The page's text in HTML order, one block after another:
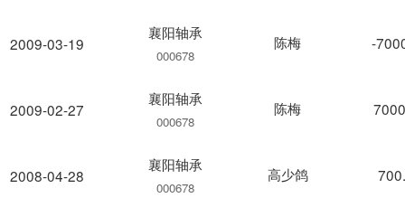
2009-03-19
2009-02-27
2008-04-28
襄阳轴承
000678
陈梅 -
襄阳轴承
000678
陈梅
襄阳轴承
000678
高少鸽